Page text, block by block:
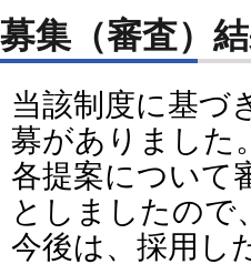
募集（審査）
当該制度に基づ
募がありました。
各提案について
としましたので
今後は、採用し